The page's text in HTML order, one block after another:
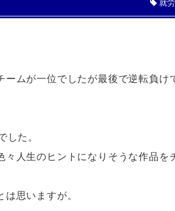
ムが一位でしたが最後で逆転負け
た。
人生のヒントになりそうな作品を
思いますが。